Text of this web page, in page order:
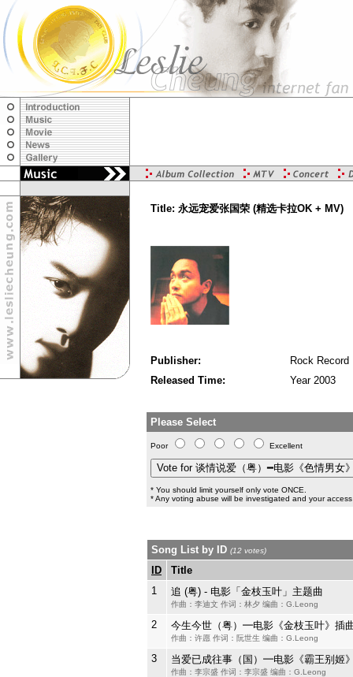
Title: 永远宠爱张国荣 (精选卡拉OK + MV)
Publisher:
Rock Record
Released Time:
Year 2003
Please Select
Poor Excellent
* You should limit yourself only vote ONCE.
* Any voting abuse will be investigated and your
Song List by ID (12 votes)
ID
Title
1
追 (粤) - 电影「金枝玉叶」主题曲
作曲：李迪文 作词：林夕 编曲：G.Leong
2 今生今世（粤）━电影《金枝玉叶》插
作曲：许愿 作词：阮世生 编曲：G.Leong
3 当爱已成往事（国）━电影《霸王别姬
作曲：李宗盛 作词：李宗盛 编曲：G.Leong